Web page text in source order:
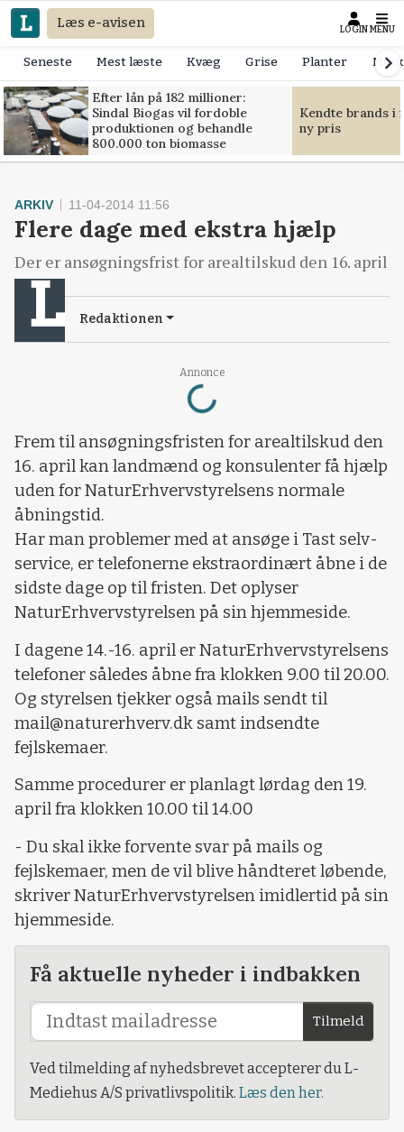
Læs e-avisen LOGIN MENU
Seneste Mest læste Kvæg Grise Planter
Efter lån på 182 millioner:
Sindal Biogas vil fordoble
produktionen og behandle
800.000 ton biomasse
Kendte brands i
ny pris
Annonce
Loading...
ARKIV 11-04-2014 11:56
Flere dage med ekstra hjælp
Der er ansøgningsfrist for arealtilskud den 16. april
Redaktionen
Frem til ansøgningsfristen for arealtilskud den
16. april kan landmænd og konsulenter få hjælp
uden for NaturErhvervstyrelsens normale
åbningstid.
Har man problemer med at ansøge i Tast selv-
service, er telefonerne ekstraordinært åbne i de
sidste dage op til fristen. Det oplyser
NaturErhvervstyrelsen på sin hjemmeside.
I dagene 14.-16. april er NaturErhvervstyrelsens
telefoner således åbne fra klokken 9.00 til 20.00.
Og styrelsen tjekker også mails sendt til
mail@naturerhverv.dk samt indsendte
fejlskemaer.
Samme procedurer er planlagt lørdag den 19.
april fra klokken 10.00 til 14.00
- Du skal ikke forvente svar på mails og
fejlskemaer, men de vil blive håndteret løbende,
skriver NaturErhvervstyrelsen imidlertid på sin
hjemmeside.
Få aktuelle nyheder i indbakken
Tilmeld
Ved tilmelding af nyhedsbrevet accepterer du L-
Mediehus A/S privatlivspolitik. Læs den her.